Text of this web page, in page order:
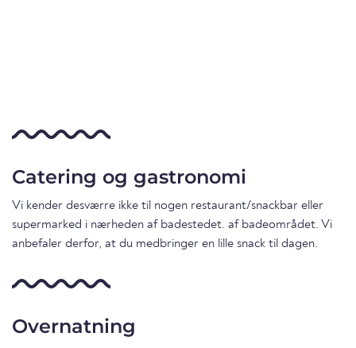
Catering og gastronomi
Vi kender desværre ikke til nogen restaurant/snackbar eller
supermarked i nærheden af badestedet. af badeområdet. Vi
anbefaler derfor, at du medbringer en lille snack til dagen.
Overnatning